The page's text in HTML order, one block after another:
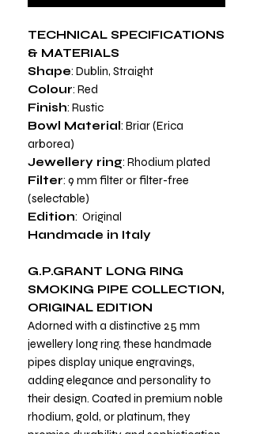
TECHNICAL SPECIFICATIONS
& MATERIALS
Shape: Dublin, Straight
Colour: Red
Finish: Rustic
Bowl Material: Briar (Erica
arborea)
Jewellery ring: Rhodium plated
Filter: 9 mm filter or filter-free
(selectable)
Edition: Original
Handmade in Italy
G.P.GRANT LONG RING
SMOKING PIPE COLLECTION,
ORIGINAL EDITION
Adorned with a distinctive 25 mm
jewellery long ring, these handmade
pipes display unique engravings,
adding elegance and personality to
their design. Coated in premium noble
rhodium, gold, or platinum, they